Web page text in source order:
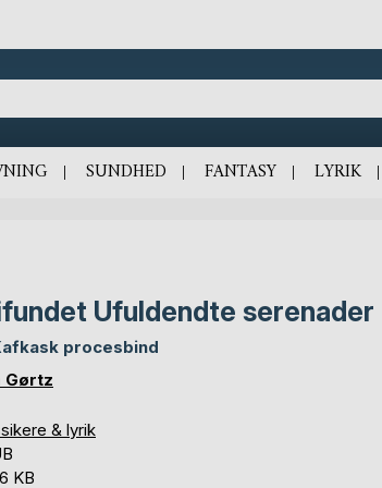
SUNDHED FANTASY LYRIK
Ufuldendte serenader
procesbind
Gørtz
& lyrik
KB